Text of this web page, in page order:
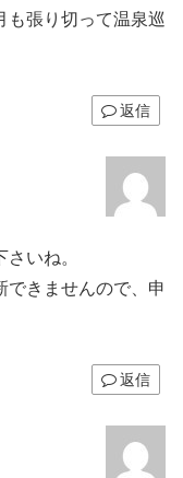
も張り切って温泉巡
返信
いね。
できませんので、申
返信